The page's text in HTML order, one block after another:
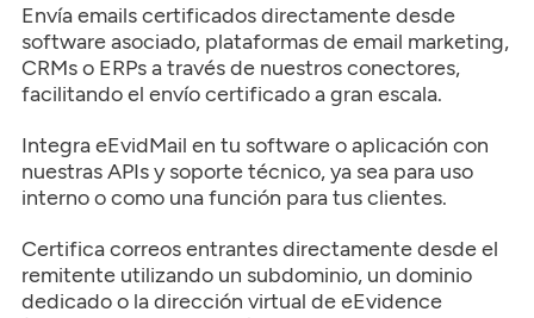
Envía emails certificados directamente desde
software asociado, plataformas de email marketing,
CRMs o ERPs a través de nuestros conectores,
facilitando el envío certificado a gran escala.
Integra eEvidMail en tu software o aplicación con
nuestras APIs y soporte técnico, ya sea para uso
interno o como una función para tus clientes.
Certifica correos entrantes directamente desde el
remitente utilizando un subdominio, un dominio
dedicado o la dirección virtual de eEvidence